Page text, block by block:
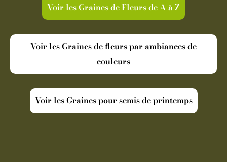
Voir les Graines de Fleurs de A à Z
Voir les Graines de fleurs par ambiances de
couleurs
Voir les Graines pour semis de printemps